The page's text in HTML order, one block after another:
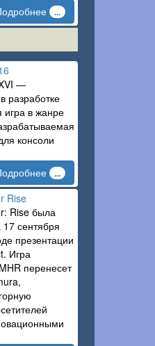
...
—
разработке
игра в жанре
консоли
...
Rise
Rise была
сентября
презентации
Игра
перенесет